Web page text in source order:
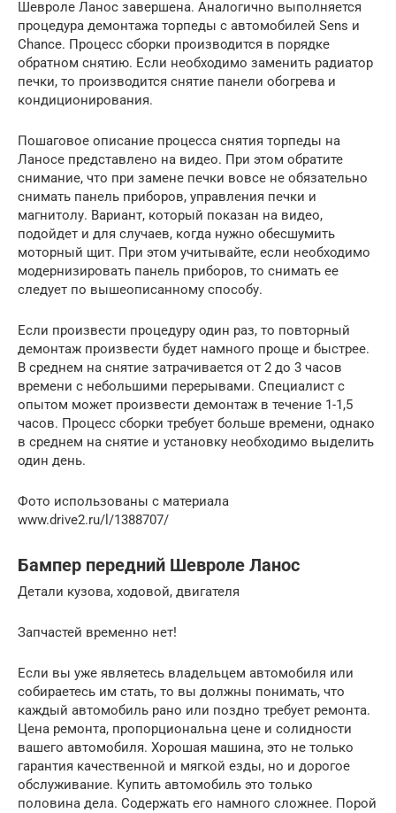
Шевроле Ланос завершена. Аналогично выполняется
процедура демонтажа торпеды с автомобилей Sens и
Chance. Процесс сборки производится в порядке
обратном снятию. Если необходимо заменить радиатор
печки, то производится снятие панели обогрева и
кондиционирования.
Пошаговое описание процесса снятия торпеды на
Ланосе представлено на видео. При этом обратите
снимание, что при замене печки вовсе не обязательно
снимать панель приборов, управления печки и
магнитолу. Вариант, который показан на видео,
подойдет и для случаев, когда нужно обесшумить
моторный щит. При этом учитывайте, если необходимо
модернизировать панель приборов, то снимать ее
следует по вышеописанному способу.
Если произвести процедуру один раз, то повторный
демонтаж произвести будет намного проще и быстрее.
В среднем на снятие затрачивается от 2 до 3 часов
времени с небольшими перерывами. Специалист с
опытом может произвести демонтаж в течение 1-1,5
часов. Процесс сборки требует больше времени, однако
в среднем на снятие и установку необходимо выделить
один день.
Фото использованы с материала
www.drive2.ru/l/1388707/
Бампер передний Шевроле Ланос
Детали кузова, ходовой, двигателя
Запчастей временно нет!
Если вы уже являетесь владельцем автомобиля или
собираетесь им стать, то вы должны понимать, что
каждый автомобиль рано или поздно требует ремонта.
Цена ремонта, пропорциональна цене и солидности
вашего автомобиля. Хорошая машина, это не только
гарантия качественной и мягкой езды, но и дорогое
обслуживание. Купить автомобиль это только
половина дела. Содержать его намного сложнее. Порой